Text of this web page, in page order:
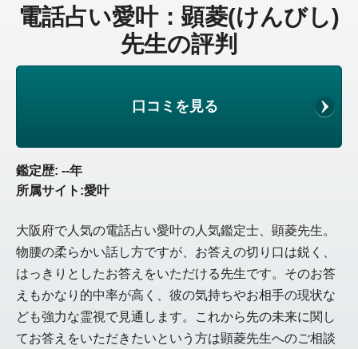
電話占い愛叶：顕菱(けんびし)
先生の評判
口コミを見る
鑑定歴: --年
所属サイト:愛叶
大阪府で人気の電話占い愛叶の人気鑑定士、顕菱先生。
物腰の柔らかい話し方ですが、お答えの切り口は鋭く、
はっきりとしたお答えをいただける先生です。そのお答
えもかなり的中率が高く、彼の気持ちやお相手の現状な
ども強力な霊視で見通します。これから先の未来に関し
てお答えをいただきたいという方は顕菱先生へのご相談